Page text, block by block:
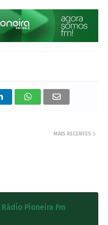
MAIS RECENTES
Rádio Pioneira Fm